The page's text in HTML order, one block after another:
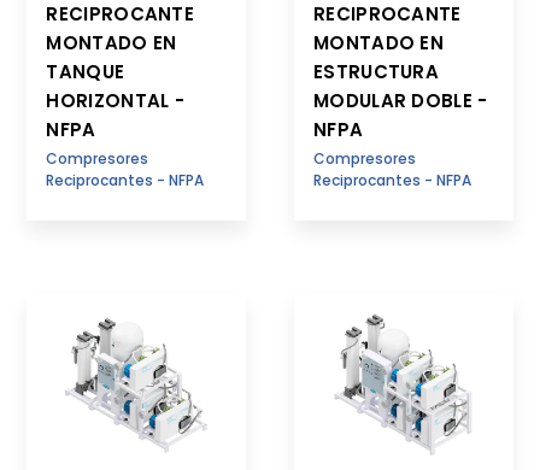
RECIPROCANTE
MONTADO EN
TANQUE
HORIZONTAL -
NFPA
Compresores
Reciprocantes - NFPA
RECIPROCANTE
MONTADO EN
ESTRUCTURA
MODULAR DOBLE -
NFPA
Compresores
Reciprocantes - NFPA